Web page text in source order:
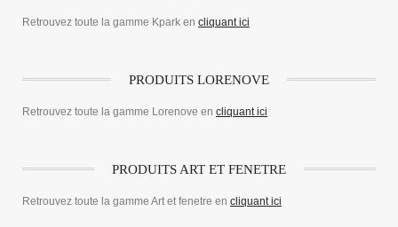
Retrouvez toute la gamme Kpark en cliquant ici
PRODUITS LORENOVE
Retrouvez toute la gamme Lorenove en cliquant ici
PRODUITS ART ET FENETRE
Retrouvez toute la gamme Art et fenetre en cliquant ici